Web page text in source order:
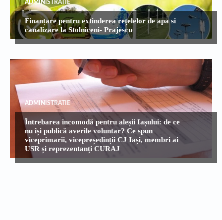
ADMINISTRATIE
Finanțare pentru extinderea rețelelor de apa si
canalizare la Stolniceni- Prajescu
ADMINISTRATIE
Întrebarea incomodă pentru aleșii Iașului: de ce
nu își publică averile voluntar? Ce spun
viceprimarii, vicepreședinții CJ Iași, membri ai
USR și reprezentanți CURAJ